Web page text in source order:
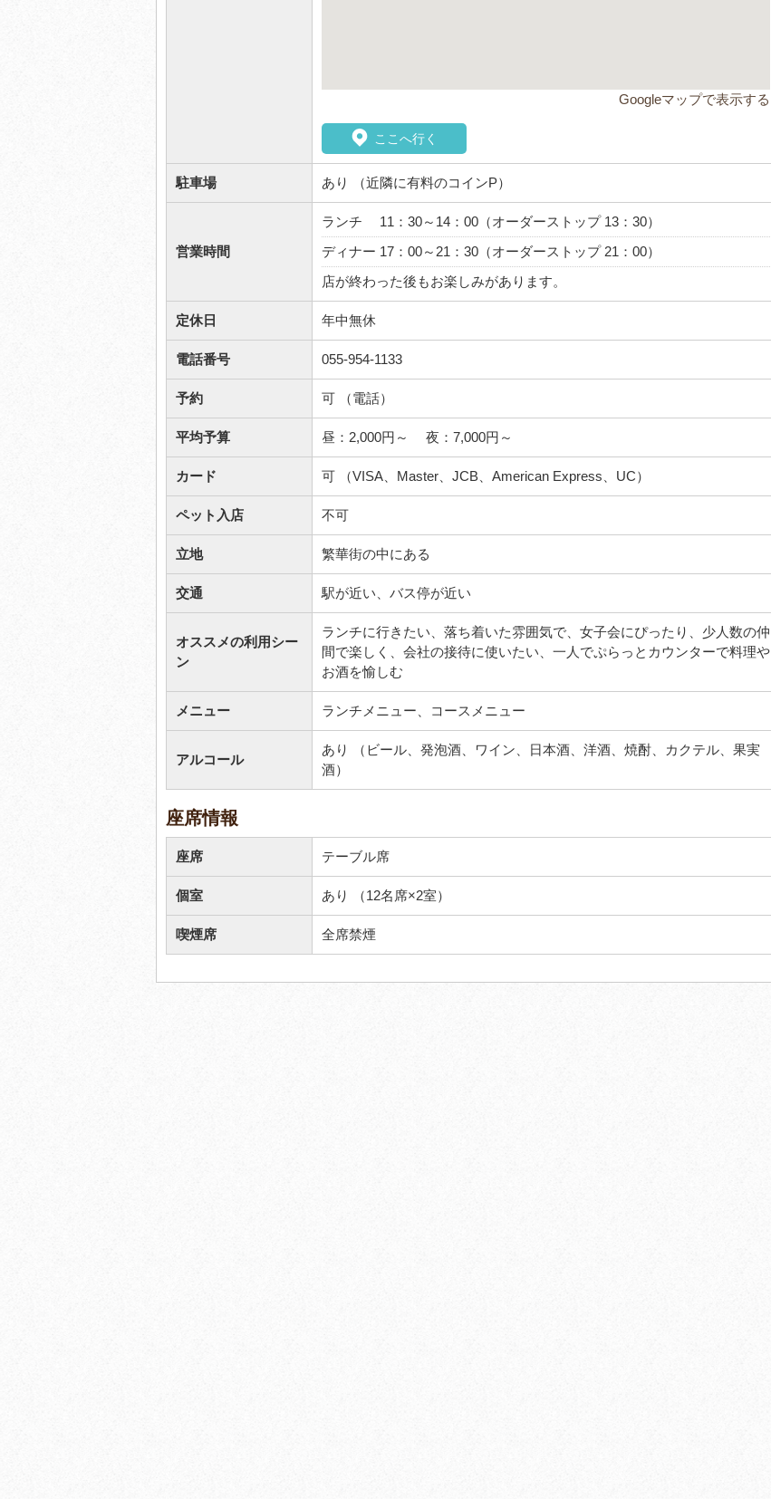
Googleマップで表示する
ここへ行く
駐車場 あり （近隣に有料のコインP）
営業時間
ランチ 11：30～14：00（オーダーストップ 13：30）
ディナー 17：00～21：30（オーダーストップ 21：00）
店が終わった後もお楽しみがあります。
定休日 年中無休
電話番号 055-954-1133
予約 可 （電話）
平均予算 昼：2,000円～ 夜：7,000円～
カード 可 （VISA、Master、JCB、American Express、UC）
ペット入店 不可
立地 繁華街の中にある
交通 駅が近い、バス停が近い
オススメの利用シー
ン
ランチに行きたい、落ち着いた雰囲気で、女子会にぴったり、少人数の仲
間で楽しく、会社の接待に使いたい、一人でぷらっとカウンターで料理や
お酒を愉しむ
メニュー ランチメニュー、コースメニュー
アルコール
あり （ビール、発泡酒、ワイン、日本酒、洋酒、焼酎、カクテル、果実
酒）
座席情報
座席 テーブル席
個室 あり （12名席×2室）
喫煙席 全席禁煙